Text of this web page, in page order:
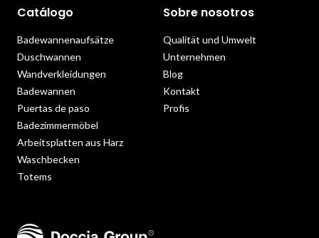
Catálogo
Badewannenaufsätze
Duschwannen
Wandverkleidungen
Badewannen
Puertas de paso
Badezimmermöbel
Arbeitsplatten aus Harz
Waschbecken
Totems
Sobre nosotros
Qualität und Umwelt
Unternehmen
Blog
Kontakt
Profis